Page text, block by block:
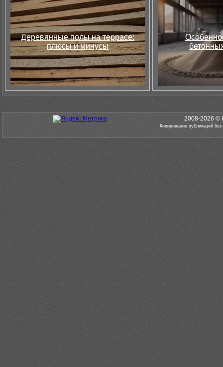
Деревянные полы на террасе:
плюсы и минусы
2008-2026 ©
Копирование публикаций